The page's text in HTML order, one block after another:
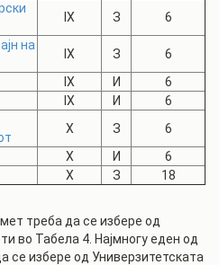
IX З 6
на
IX З
6
IX И
6
IX И
6
X З
6
X И
6
X З 18
треба да се избере од
во Табела 4. Најмногу еден од
се избере од Универзитетската